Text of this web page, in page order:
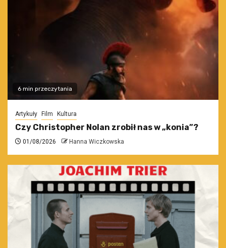
6 min przeczytania
Artykuły Film Kultura
Czy Christopher Nolan zrobił nas w „konia”?
01/08/2026 Hanna Wiczkowska